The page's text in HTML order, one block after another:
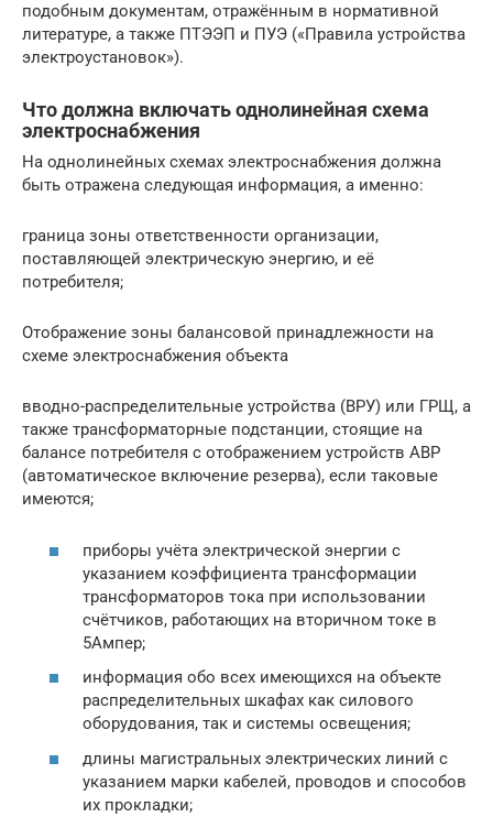
подобным документам, отражённым в нормативной
литературе, а также ПТЭЭП и ПУЭ («Правила устройства
электроустановок»).
Что должна включать однолинейная схема
электроснабжения
На однолинейных схемах электроснабжения должна
быть отражена следующая информация, а именно:
граница зоны ответственности организации,
поставляющей электрическую энергию, и её
потребителя;
Отображение зоны балансовой принадлежности на
схеме электроснабжения объекта
вводно-распределительные устройства (ВРУ) или ГРЩ, а
также трансформаторные подстанции, стоящие на
балансе потребителя с отображением устройств АВР
(автоматическое включение резерва), если таковые
имеются;
приборы учёта электрической энергии с
указанием коэффициента трансформации
трансформаторов тока при использовании
счётчиков, работающих на вторичном токе в
5Ампер;
информация обо всех имеющихся на объекте
распределительных шкафах как силового
оборудования, так и системы освещения;
длины магистральных электрических линий с
указанием марки кабелей, проводов и способов
их прокладки;